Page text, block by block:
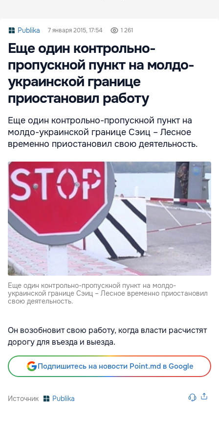
Publika 7 января 2015, 17:54 1 261
Еще один контрольно-
пропускной пункт на молдо-
украинской границе
приостановил работу
Еще один контрольно-пропускной пункт на
молдо-украинской границе Сэиц – Лесное
временно приостановил свою деятельность.
Еще один контрольно-пропускной пункт на молдо-
украинской границе Сэиц – Лесное временно приостановил
свою деятельность.
Он возобновит свою работу, когда власти расчистят
дорогу для въезда и выезда.
Подпишитесь на новости Point.md в Google
Источник Publika